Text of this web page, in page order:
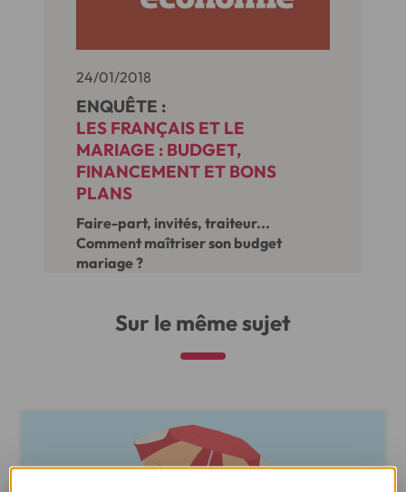
24/01/2018
ENQUÊTE :
LES FRANÇAIS ET LE
MARIAGE : BUDGET,
FINANCEMENT ET BONS
PLANS
Faire-part, invités, traiteur...
Comment maîtriser son budget
mariage ?
Sur le même sujet